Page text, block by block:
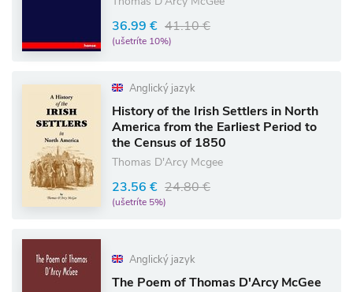
36.99 € 41.10 €
(ušetríte 10%)
Anglický jazyk
History of the Irish Settlers in North
America from the Earliest Period to
the Census of 1850
Thomas D'Arcy Mcgee
23.56 € 24.80 €
(ušetríte 5%)
Anglický jazyk
The Poem of Thomas D'Arcy McGee